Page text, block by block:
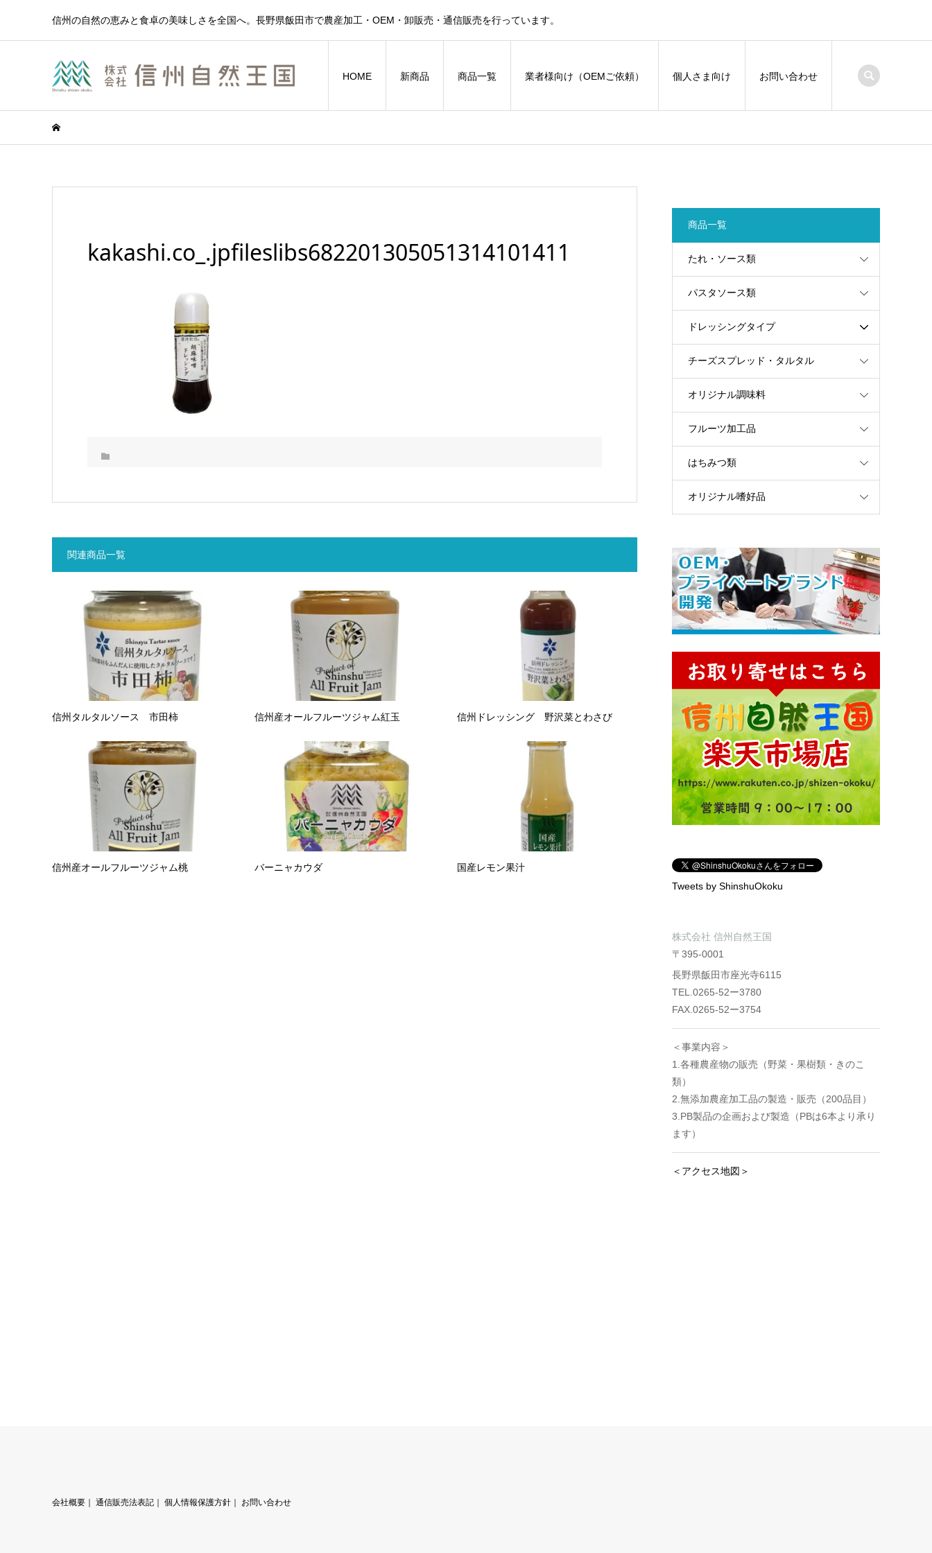
信州の自然の恵みと食卓の美味しさを全国へ。長野県飯田市で農産加工・OEM・卸販売・通信販売を行っています。
HOME 新商品 商品一覧 業者様向け（OEMご依頼） 個人さま向け お問い合わせ
kakashi.co_.jpfileslibs682201305051314101411
関連商品一覧
信州タルタルソース 市田柿 信州産オールフルーツジャム紅玉 信州ドレッシング 野沢菜とわさび
信州産オールフルーツジャム桃 バーニャカウダ 国産レモン果汁
商品一覧
たれ・ソース類
パスタソース類
ドレッシングタイプ
チーズスプレッド・タルタル
オリジナル調味料
フルーツ加工品
はちみつ類
オリジナル嗜好品
Tweets by ShinshuOkoku
株式会社 信州自然王国
〒395-0001
長野県飯田市座光寺6115
TEL.0265-52ー3780
FAX.0265-52ー3754
＜事業内容＞
1.各種農産物の販売（野菜・果樹類・きのこ
類）
2.無添加農産加工品の製造・販売（200品目）
3.PB製品の企画および製造（PBは6本より承り
ます）
＜アクセス地図＞
会社概要｜ 通信販売法表記｜ 個人情報保護方針｜ お問い合わせ